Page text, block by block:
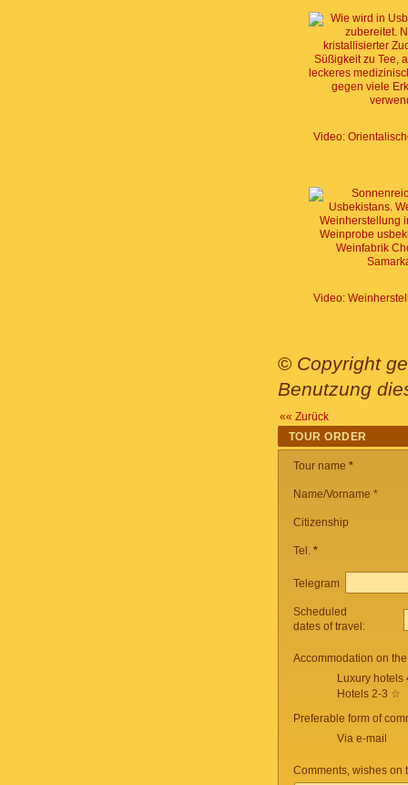
© Copyright
Benutzung
«« Zurück
TOUR ORDER
Tour name *
Name/Vorname *
Citizenship
Tel. *
Telegram
Scheduled
dates of travel:
Accommodation on
Luxury
Hotels 2-3 ☆
Preferable form of
Via e-mail
Comments, wishes on